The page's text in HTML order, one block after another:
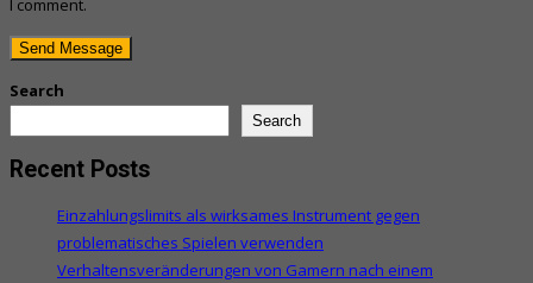
I comment.
Search
Search
Recent Posts
Einzahlungslimits als wirksames Instrument gegen
problematisches Spielen verwenden
Verhaltensveränderungen von Gamern nach einem